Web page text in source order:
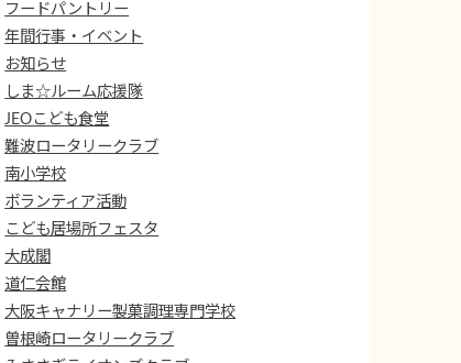
フードパントリー
年間行事・イベント
お知らせ
しま☆ルーム応援隊
JEOこども食堂
難波ロータリークラブ
南小学校
ボランティア活動
こども居場所フェスタ
大成閣
道仁会館
大阪キャナリー製菓調理専門学校
曽根崎ロータリークラブ